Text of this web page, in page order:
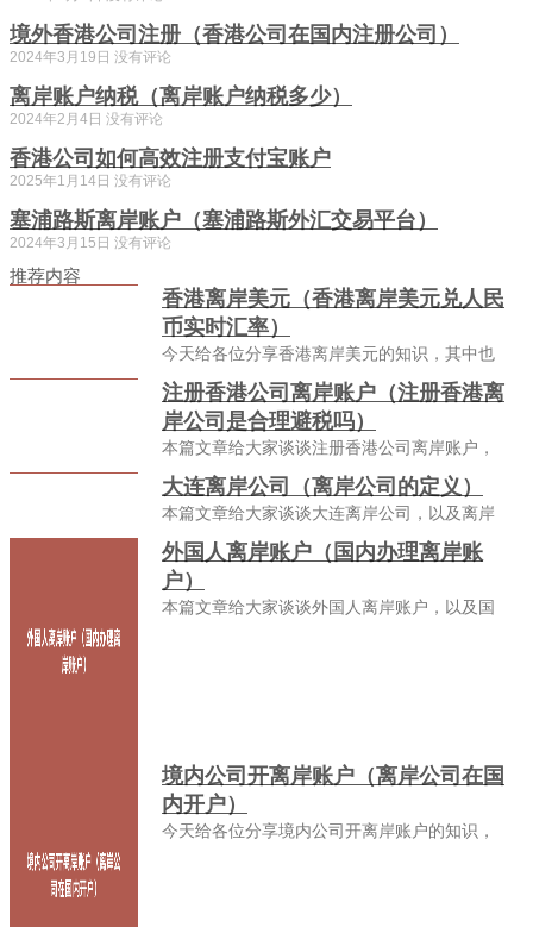
境外香港公司注册（香港公司在国内注册公司）
2024年3月19日 没有评论
离岸账户纳税（离岸账户纳税多少）
2024年2月4日 没有评论
香港公司如何高效注册支付宝账户
2025年1月14日 没有评论
塞浦路斯离岸账户（塞浦路斯外汇交易平台）
2024年3月15日 没有评论
推荐内容
香港离岸美元（香港离岸美元兑人民
币实时汇率）
今天给各位分享香港离岸美元的知识，其中也
注册香港公司离岸账户（注册香港离
岸公司是合理避税吗）
本篇文章给大家谈谈注册香港公司离岸账户，
大连离岸公司（离岸公司的定义）
本篇文章给大家谈谈大连离岸公司，以及离岸
外国人离岸账户（国内办理离岸账
户）
本篇文章给大家谈谈外国人离岸账户，以及国
境内公司开离岸账户（离岸公司在国
内开户）
今天给各位分享境内公司开离岸账户的知识，